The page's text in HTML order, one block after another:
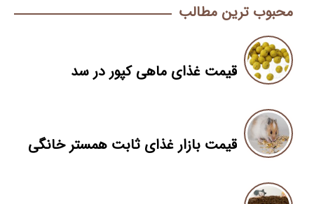
محبوب ترین مطالب
قیمت غذای ماهی کپور در سد
قیمت بازار غذای ثابت همستر خانگی